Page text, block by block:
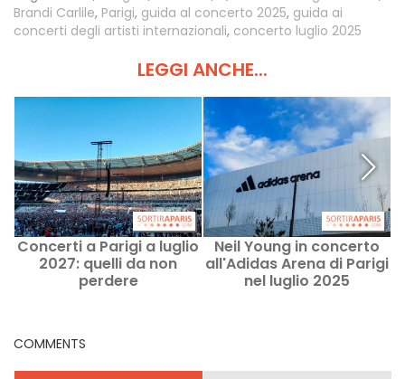
Brandi Carlile, Parigi, guida al concerto 2025, guida ai
concerti degli artisti internazionali, concerto luglio 2025
LEGGI ANCHE...
Concerti a Parigi a luglio
2027: quelli da non
perdere
Neil Young in concerto
all'Adidas Arena di Parigi
nel luglio 2025
COMMENTS